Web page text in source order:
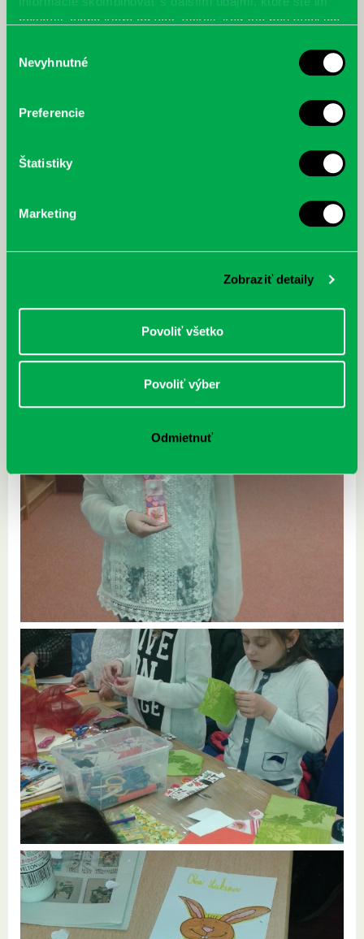
poskytli, alebo ktoré od vás získali, keď ste používali ich
súhlasu
Nevyhnutné
Preferencie
Štatistiky
Marketing
Zobraziť detaily
Povoliť všetko
Povoliť výber
Odmietnuť